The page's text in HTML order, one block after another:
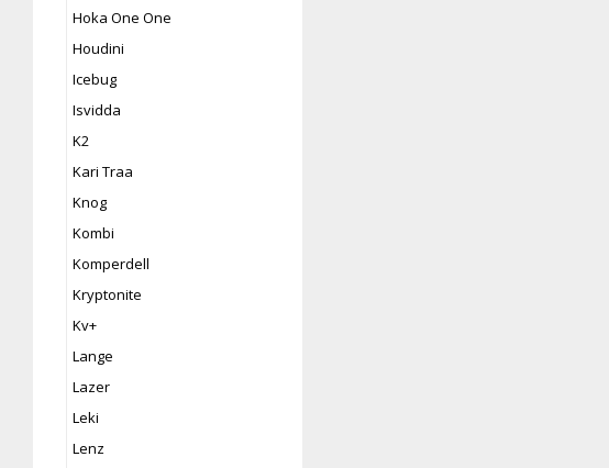
Hoka One One
Houdini
Icebug
Isvidda
K2
Kari Traa
Knog
Kombi
Komperdell
Kryptonite
Kv+
Lange
Lazer
Leki
Lenz